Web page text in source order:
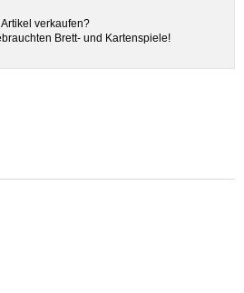
verkaufen?
Brett- und Kartenspiele!